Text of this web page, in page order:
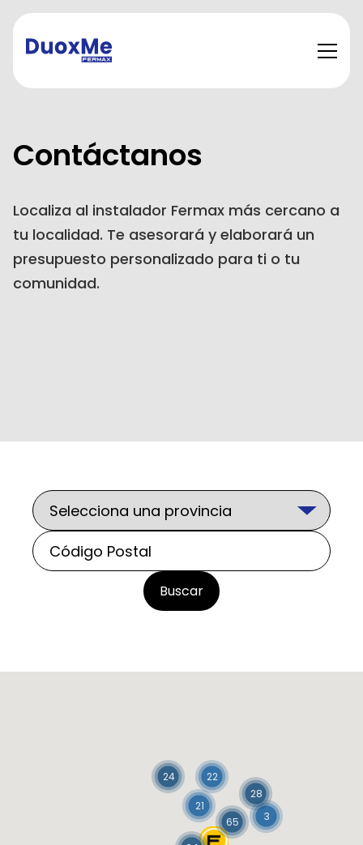
Contáctanos
Localiza al instalador Fermax más cercano a
tu localidad. Te asesorará y elaborará un
presupuesto personalizado para ti o tu
comunidad.
Buscar
28
65
21
22
24
3